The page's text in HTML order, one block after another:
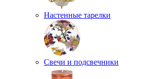
Настенные тарелки
Свечи и подсвечники